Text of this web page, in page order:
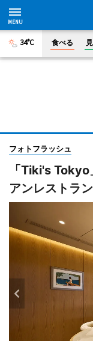
34°C 食べる
フォトフラッシュ
「Tiki's
アンレストラン